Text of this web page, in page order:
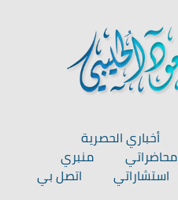
أخباري الحصرية
محاضراتي
منبري
استشاراتي اتصل بي